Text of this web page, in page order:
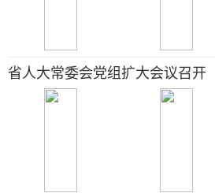
省人大常委会党组扩大会议召开